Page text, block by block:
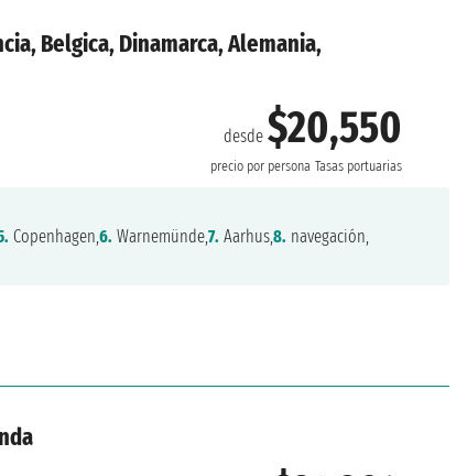
Belgica, Dinamarca, Alemania,
desde$20,550
precio por persona Tasas portuarias
Copenhagen,6. Warnemünde,7. Aarhus,8. navegación,